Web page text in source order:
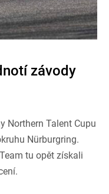
závody
Northern Talent Cupu
Nürburgring.
tu opět získali